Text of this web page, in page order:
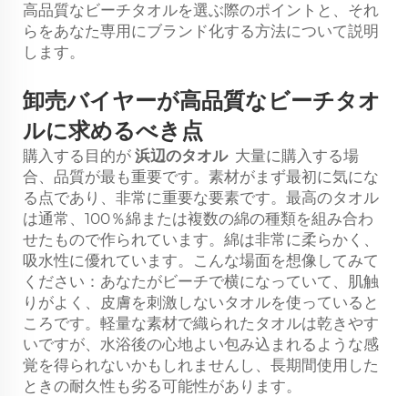
高品質なビーチタオルを選ぶ際のポイントと、それ
らをあなた専用にブランド化する方法について説明
します。
卸売バイヤーが高品質なビーチタオ
ルに求めるべき点
購入する目的が 浜辺のタオル 大量に購入する場
合、品質が最も重要です。素材がまず最初に気にな
る点であり、非常に重要な要素です。最高のタオル
は通常、100％綿または複数の綿の種類を組み合わ
せたもので作られています。綿は非常に柔らかく、
吸水性に優れています。こんな場面を想像してみて
ください：あなたがビーチで横になっていて、肌触
りがよく、皮膚を刺激しないタオルを使っていると
ころです。軽量な素材で織られたタオルは乾きやす
いですが、水浴後の心地よい包み込まれるような感
覚を得られないかもしれませんし、長期間使用した
ときの耐久性も劣る可能性があります。